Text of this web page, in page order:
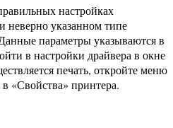
настройках
неверно указанном типе
параметры указываются в
в настройки драйвера в окне
печать, откройте меню
«Свойства» принтера.